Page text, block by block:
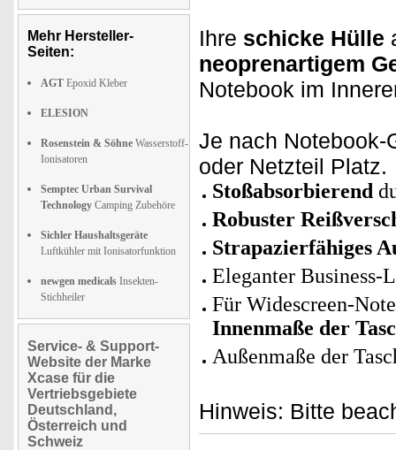
Mehr Hersteller-
Seiten:
AGT Epoxid Kleber
ELESION
Rosenstein & Söhne Wasserstoff-
Ionisatoren
Semptec Urban Survival
Technology Camping Zubehöre
Sichler Haushaltsgeräte
Luftkühler mit Ionisatorfunktion
newgen medicals Insekten-
Stichheiler
Service- & Support-
Website der Marke
Xcase für die
Vertriebsgebiete
Deutschland,
Österreich und
Schweiz
Ihre schicke Hülle
neoprenartigem
Notebook im
Je nach Notebook-
oder Netzteil Platz.
Stoßabsorbierend
Robuster
Strapazierfähiges
Eleganter
Für Widescreen-
Innenmaße der
Außenmaße der
Hinweis: Bitte